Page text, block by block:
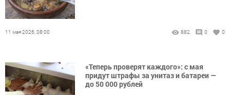
11 мая 2026, 08:00 882 0 0
«Теперь проверят каждого»: с мая
придут штрафы за унитаз и батареи —
до 50 000 рублей